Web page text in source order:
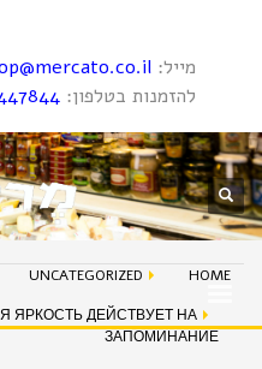
מייל:
להזמנות בטלפון:
HOME
UNCATEGORIZED
ЯРКОСТЬ ДЕЙСТВУЕТ НА
ЗАПОМИНАНИЕ